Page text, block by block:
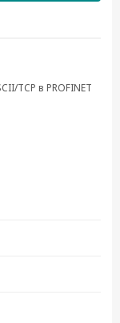
TCP в PROFINET